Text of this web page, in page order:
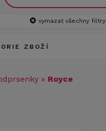
» Royce
vymazat všechny filtry
ZBOŽÍ